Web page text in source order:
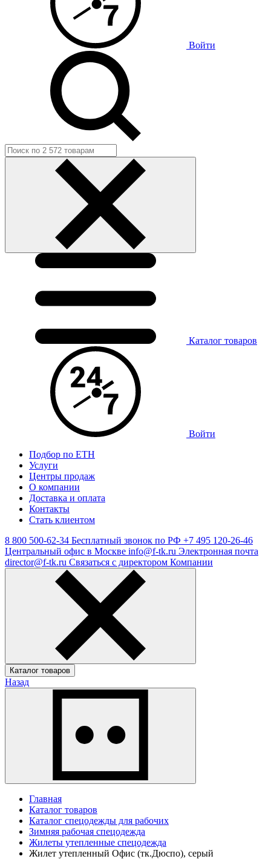
Войти
Каталог товаров
Войти
Подбор по ЕТН
Услуги
Центры продаж
О компании
Доставка и оплата
Контакты
Стать клиентом
8 800 500-62-34 Бесплатный звонок по РФ +7 495 120-26-46
Центральный офис в Москве info@f-tk.ru Электронная почта
director@f-tk.ru Связаться с директором Компании
Каталог товаров
Назад
Главная
Каталог товаров
Каталог спецодежды для рабочих
Зимняя рабочая спецодежда
Жилеты утепленные спецодежда
Жилет утепленный Офис (тк.Дюспо), серый